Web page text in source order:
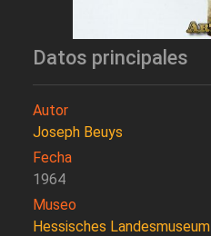
Datos principales
Autor
Joseph Beuys
Fecha
1964
Museo
Hessisches Landesmuseum